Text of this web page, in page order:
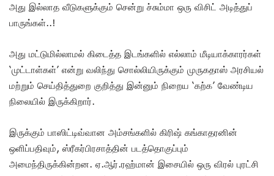
அது இல்லாத வீடுகளுக்கும் சென்று ச்சும்மா ஒரு விசிட் அடித்துப்
பாருங்கள்..!
அது மட்டுமில்லாமல் கிடைத்த இடங்களில் எல்லாம் மீடியாக்காரர்கள்
‘முட்டாள்கள்’ என்று வலிந்து சொல்லியிருக்கும் முருகதாஸ் அரசியல்
மற்றும் செய்தித்துறை குறித்து இன்னும் நிறைய ‘கற்க’ வேண்டிய
நிலையில் இருக்கிறார்.
இருக்கும் பாஸிட்டிவ்வான அம்சங்களில் கிரிஷ் கங்காதரனின்
ஒளிப்பதிவும், ஸ்ரீகர்பிரசாத்தின் படத்தொகுப்பும்
அமைந்திருக்கின்றன. ஏ.ஆர்.ரஹ்மான் இசையில் ஒரு விரல் புரட்சி